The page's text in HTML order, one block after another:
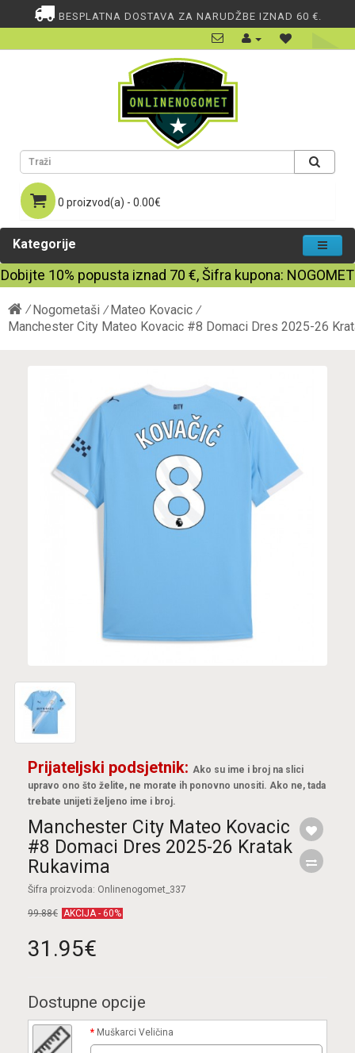
BESPLATNA DOSTAVA ZA NARUDŽBE IZNAD 60 €.
0 proizvod(a) - 0.00€
Kategorije
Dobijte 10% popusta iznad 70 €, Šifra kupona: NOGOMET
Nogometaši
Mateo Kovacic
Manchester City Mateo Kovacic #8 Domaci Dres 2025-26
Prijateljski podsjetnik: Ako su ime i broj na slici
upravo ono što želite, ne morate ih ponovno unositi. Ako ne, tada
trebate unijeti željeno ime i broj.
Manchester City Mateo Kovacic
#8 Domaci Dres 2025-26 Kratak
Rukavima
Šifra proizvoda: Onlinenogomet_337
99.88€ AKCIJA - 60%
31.95€
Dostupne opcije
Muškarci Veličina